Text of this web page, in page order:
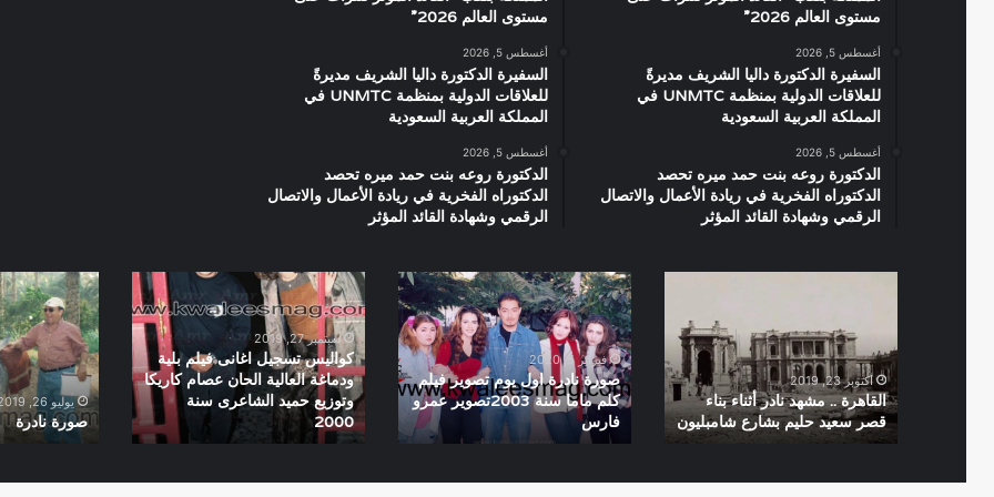
مستوى العالم 2026”
أغسطس 5, 2026
السفيرة الدكتورة داليا الشريف مديرةً
للعلاقات الدولية بمنظمة UNMTC في
المملكة العربية السعودية
أغسطس 5, 2026
الدكتورة روعه بنت حمد ميره تحصد
الدكتوراه الفخرية في ريادة الأعمال والاتصال
الرقمي وشهادة القائد المؤثر
مستوى العالم 2026”
أغسطس 5, 2026
السفيرة الدكتورة داليا الشريف مديرةً
للعلاقات الدولية بمنظمة UNMTC في
المملكة العربية السعودية
أغسطس 5, 2026
الدكتورة روعه بنت حمد ميره تحصد
الدكتوراه الفخرية في ريادة الأعمال والاتصال
الرقمي وشهادة القائد المؤثر
نادر
أثناء
بناء
قصر
سعيد
أكتوبر 23, 2019
القاهرة .. مشهد نادر أثناء بناء
قصر سعيد حليم بشارع شامبليون
صورة
نادرة
اول
يوم
تصوير
فيلم
كلم
ماما
فبراير 5, 2020
صورة نادرة اول يوم تصوير فيلم
كلم ماما سنة 2003تصوير عمرو
فارس
كواليس
تسجيل
اغانى
فيلم
بلية
ودماغة
العالية
الحان
سبتمبر 27, 2019
كواليس تسجيل اغانى فيلم بلية
ودماغة العالية الحان عصام كاريكا
وتوزيع حميد الشاعرى سنة
2000
صورة
نادرة
يوليو 26, 2019
صورة نادرة